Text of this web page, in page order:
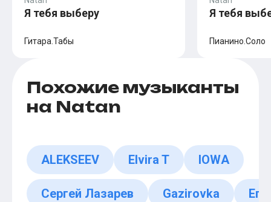
Я тебя выберу
Гитара.Табы
Я тебя
Пианино.Соло
Похожие музыканты
на Natan
ALEKSEEV Elvira T IOWA
Сергей Лазарев Gazirovka